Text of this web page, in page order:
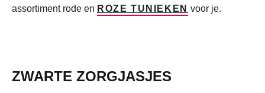
assortiment rode en ROZE TUNIEKEN voor je.
ZWARTE ZORGJASJES